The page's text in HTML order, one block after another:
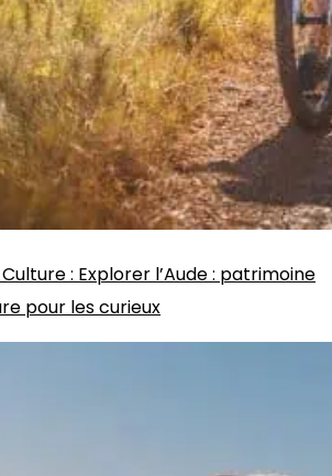
Culture: Explorer l’Aude : patrimoine
pour les curieux